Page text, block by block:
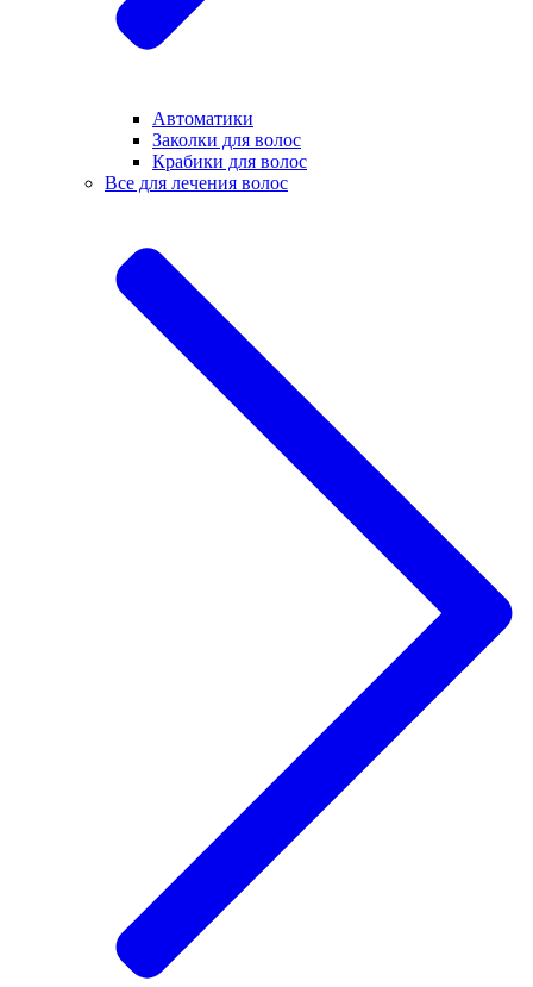
Автоматики
Заколки для волос
Крабики для волос
Все для лечения волос